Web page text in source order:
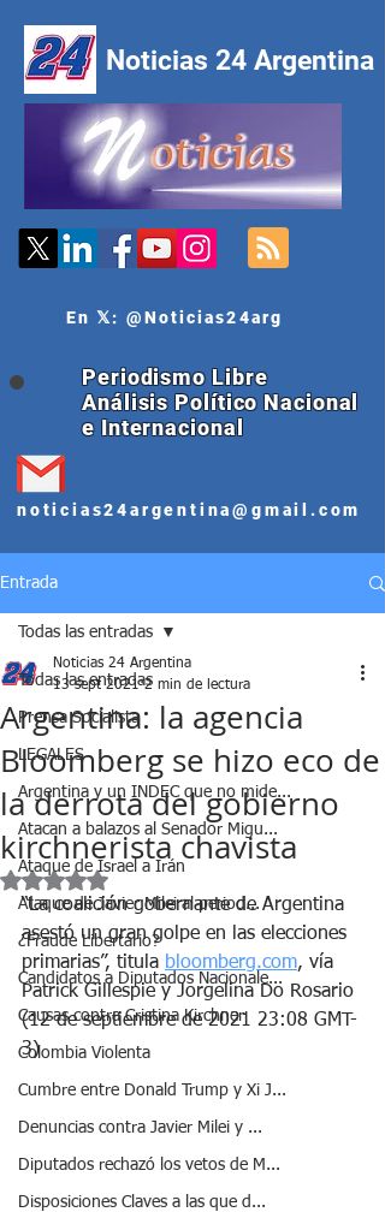
Noticias 24 Argentina
En 𝕏: @Noticias24arg
Periodismo Libre
Análisis Político Nacional
e Internacional
noticias24argentina@gmail.com
Entrada
Todas las entradas
Prensa Socialista
LEGALES
Argentina y un INDEC que no mide...
Atacan a balazos al Senador Migu...
Ataque de Israel a Irán
Ataque de Javier Milei al period...
¿Fraude Libertario?
Candidatos a Diputados Nacionale...
Causas contra Cristina Kirchner
Colombia Violenta
Cumbre entre Donald Trump y Xi J...
Denuncias contra Javier Milei y ...
Diputados rechazó los vetos de M...
Disposiciones Claves a las que d...
Todas las entradas
Argentina: la agencia
Bloomberg se hizo eco de
la derrota del gobierno
kirchnerista chavista
Noticias 24 Argentina
13 sept 2021 2 min de lectura
Obtuvo NaN de 5 estrellas.
“La coalición gobernante de Argentina
asestó un gran golpe en las elecciones
primarias”, titula bloomberg.com, vía
Patrick Gillespie y Jorgelina Do Rosario
(12 de septiembre de 2021 23:08 GMT-
3)